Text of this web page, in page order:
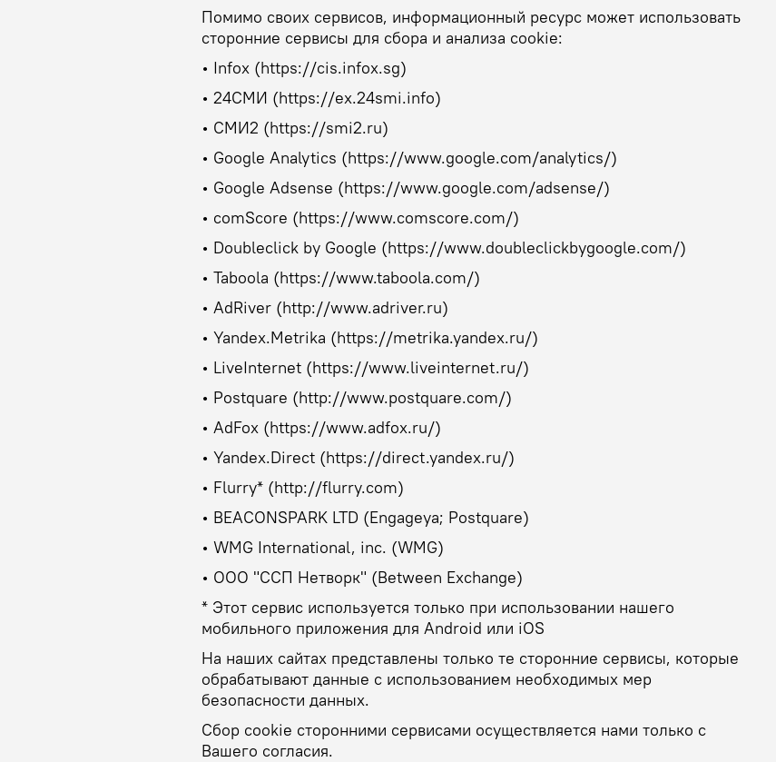
Помимо своих сервисов, информационный ресурс может использовать
сторонние сервисы для сбора и анализа cookie:
• Infox (https://cis.infox.sg)
• 24СМИ (https://ex.24smi.info)
• СМИ2 (https://smi2.ru)
• Google Analytics (https://www.google.com/analytics/)
• Google Adsense (https://www.google.com/adsense/)
• comScore (https://www.comscore.com/)
• Doubleclick by Google (https://www.doubleclickbygoogle.com/)
• Taboola (https://www.taboola.com/)
• AdRiver (http://www.adriver.ru)
• Yandex.Metrika (https://metrika.yandex.ru/)
• LiveInternet (https://www.liveinternet.ru/)
• Postquare (http://www.postquare.com/)
• AdFox (https://www.adfox.ru/)
• Yandex.Direct (https://direct.yandex.ru/)
• Flurry* (http://flurry.com)
• BEACONSPARK LTD (Engageya; Postquare)
• WMG International, inc. (WMG)
• ООО "ССП Нетворк" (Between Exchange)
* Этот сервис используется только при использовании нашего
мобильного приложения для Android или iOS
На наших сайтах представлены только те сторонние сервисы, которые
обрабатывают данные с использованием необходимых мер
безопасности данных.
Сбор cookie сторонними сервисами осуществляется нами только с
Вашего согласия.